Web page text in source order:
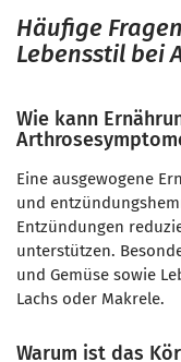
Häufige
Lebensstil bei
Wie kann
Eine ausgewogene
und
Entzündungen
unterstützen.
und Gemüse sowie
Lachs oder Makrele.
Warum ist das